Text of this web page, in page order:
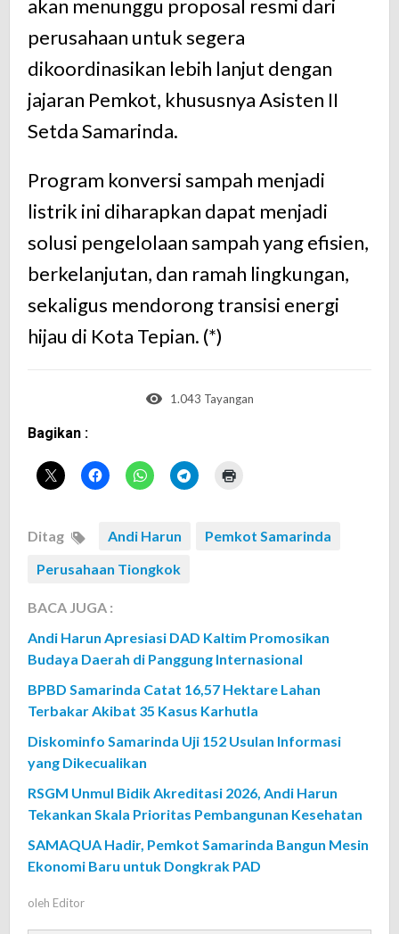
akan menunggu proposal resmi dari
perusahaan untuk segera
dikoordinasikan lebih lanjut dengan
jajaran Pemkot, khususnya Asisten II
Setda Samarinda.
Program konversi sampah menjadi
listrik ini diharapkan dapat menjadi
solusi pengelolaan sampah yang efisien,
berkelanjutan, dan ramah lingkungan,
sekaligus mendorong transisi energi
hijau di Kota Tepian. (*)
1.043 Tayangan
Bagikan :
Ditag Andi Harun
Pemkot Samarinda
Perusahaan Tiongkok
BACA JUGA :
Andi Harun Apresiasi DAD Kaltim Promosikan
Budaya Daerah di Panggung Internasional
BPBD Samarinda Catat 16,57 Hektare Lahan
Terbakar Akibat 35 Kasus Karhutla
Diskominfo Samarinda Uji 152 Usulan Informasi
yang Dikecualikan
RSGM Unmul Bidik Akreditasi 2026, Andi Harun
Tekankan Skala Prioritas Pembangunan Kesehatan
SAMAQUA Hadir, Pemkot Samarinda Bangun Mesin
Ekonomi Baru untuk Dongkrak PAD
oleh Editor